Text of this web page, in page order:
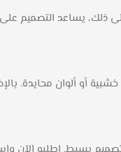
يساعد التصميم على
أو ألوان محايدة.